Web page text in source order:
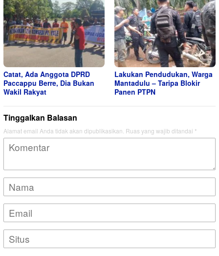
Catat, Ada Anggota DPRD
Paccappu Berre, Dia Bukan
Wakil Rakyat
Lakukan Pendudukan, Warga
Mantadulu – Taripa Blokir
Panen PTPN
Tinggalkan Balasan
Alamat email Anda tidak akan dipublikasikan. Ruas yang wajib ditandai *